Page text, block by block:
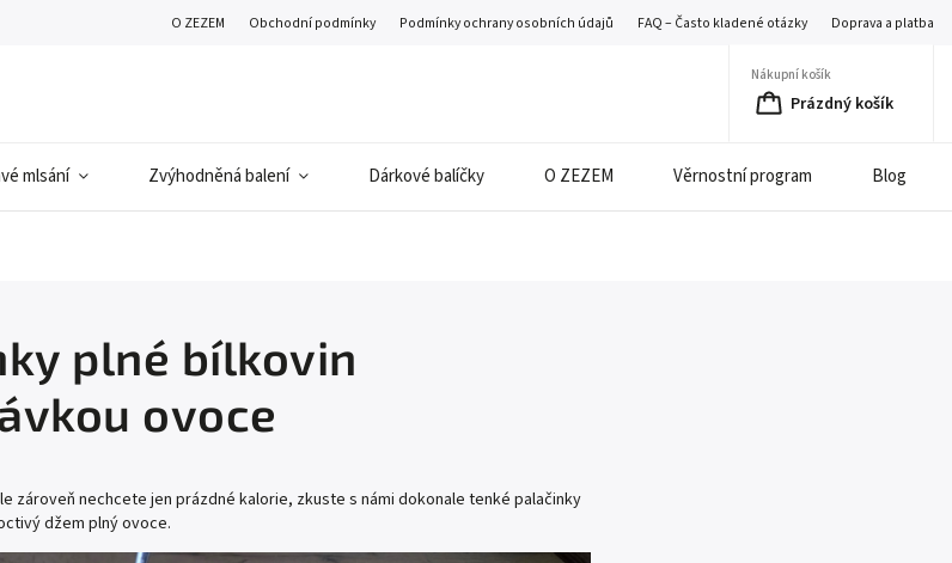
O ZEZEM Obchodní podmínky Podmínky ochrany osobních údajů FAQ – Často kladené otázky Doprava a platba
Nákupní košík
Prázdný košík
mlsání Zvýhodněná balení Dárkové balíčky O ZEZEM Věrnostní program Blog
plné bílkovin
ovoce
zároveň nechcete jen prázdné kalorie, zkuste s námi dokonale tenké palačinky
džem plný ovoce.